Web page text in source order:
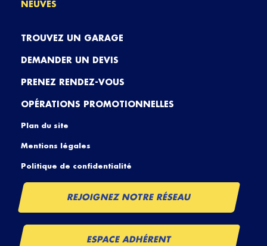
NEUVES
TROUVEZ UN GARAGE
DEMANDER UN DEVIS
PRENEZ RENDEZ-VOUS
OPÉRATIONS PROMOTIONNELLES
Plan du site
Mentions légales
Politique de confidentialité
REJOIGNEZ NOTRE RÉSEAU
ESPACE ADHÉRENT